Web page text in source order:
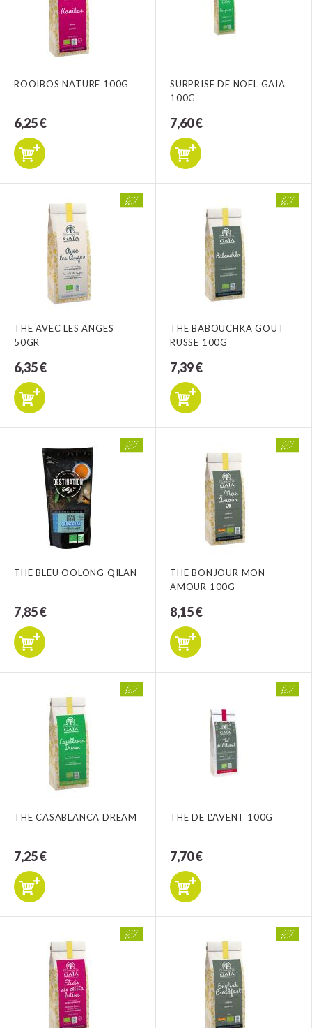
ROOIBOS NATURE 100G
6,25 €
SURPRISE DE NOEL GAIA
100G
7,60 €
THE AVEC LES ANGES
50GR
6,35 €
THE BABOUCHKA GOUT
RUSSE 100G
7,39 €
THE BLEU OOLONG QILAN
7,85 €
THE BONJOUR MON
AMOUR 100G
8,15 €
THE CASABLANCA DREAM
7,25 €
THE DE L'AVENT 100G
7,70 €